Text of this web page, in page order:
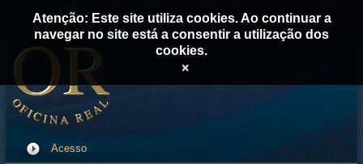
Acesso
Atenção: Este site utiliza cookies. Ao continuar a
navegar no site está a consentir a utilização dos
cookies.
×